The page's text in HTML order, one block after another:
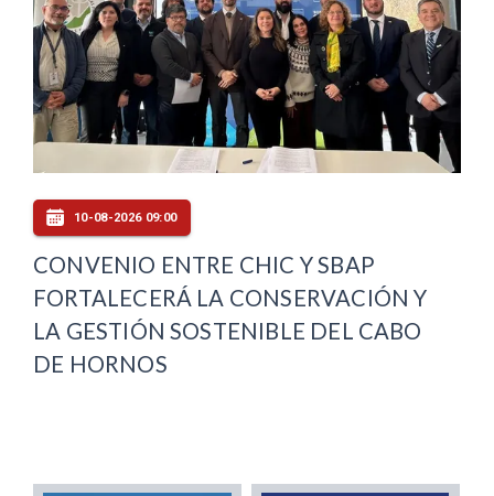
10-08-2026 09:00
CONVENIO ENTRE CHIC Y SBAP
FORTALECERÁ LA CONSERVACIÓN Y
LA GESTIÓN SOSTENIBLE DEL CABO
DE HORNOS